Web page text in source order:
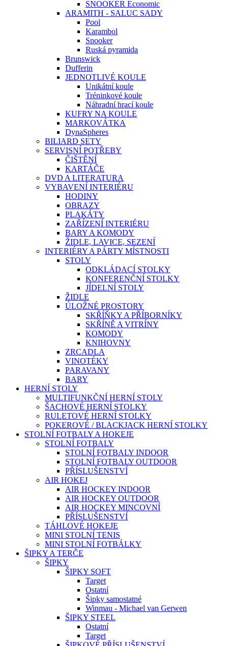
SNOOKER Economic
ARAMITH - SALUC SADY
Pool
Karambol
Snooker
Ruská pyramida
Brunswick
Dufferin
JEDNOTLIVÉ KOULE
Unikátní koule
Tréninkové koule
Náhradní hrací koule
KUFRY NA KOULE
MARKOVÁTKA
DynaSpheres
BILIARD SETY
SERVISNÍ POTŘEBY
ČIŠTĚNÍ
KARTÁČE
DVD A LITERATURA
VYBAVENÍ INTERIÉRU
HODINY
OBRAZY
PLAKÁTY
ZAŘÍZENÍ INTERIÉRU
BARY A KOMODY
ŽIDLE, LAVICE, SEZENÍ
INTERIÉRY A PÁRTY MÍSTNOSTI
STOLY
ODKLÁDACÍ STOLKY
KONFERENČNÍ STOLKY
JÍDELNÍ STOLY
ŽIDLE
ÚLOŽNÉ PROSTORY
SKŘÍŇKY A PŘÍBORNÍKY
SKŘÍNĚ A VITRÍNY
KOMODY
KNIHOVNY
ZRCADLA
VINOTÉKY
PARAVANY
BARY
HERNÍ STOLY
MULTIFUNKČNÍ HERNÍ STOLY
ŠACHOVÉ HERNÍ STOLKY
RULETOVÉ HERNÍ STOLKY
POKEROVÉ / BLACKJACK HERNÍ STOLKY
STOLNÍ FOTBALY A HOKEJE
STOLNÍ FOTBALY
STOLNÍ FOTBALY INDOOR
STOLNÍ FOTBALY OUTDOOR
PŘÍSLUŠENSTVÍ
AIR HOKEJ
AIR HOCKEY INDOOR
AIR HOCKEY OUTDOOR
AIR HOCKEY MINCOVNÍ
PŘÍSLUŠENSTVÍ
TÁHLOVÉ HOKEJE
MINI STOLNÍ TENIS
MINI STOLNÍ FOTBÁLKY
ŠIPKY A TERČE
ŠIPKY
ŠIPKY SOFT
Target
Ostatní
Šipky samostatné
Winmau - Michael van Gerwen
ŠIPKY STEEL
Ostatní
Target